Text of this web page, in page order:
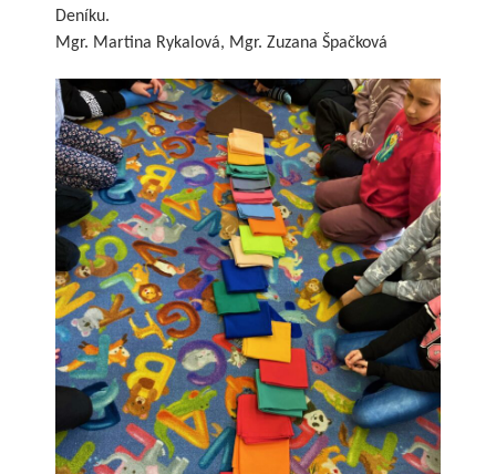
Deníku.
Mgr. Martina Rykalová, Mgr. Zuzana Špačková